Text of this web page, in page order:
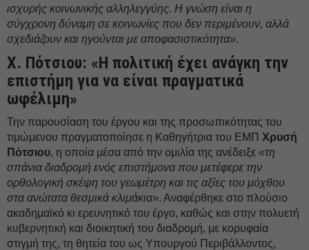
ισχυρής κοινωνικής αλληλεγγύης. Η γνώση είναι η
σύγχρονη δύναμη σε κοινωνίες που δεν περιμένουν, αλλά
σχεδιάζουν και ηγούνται με αποφασιστικότητα».
Χ. Πότσιου: «Η πολιτική έχει ανάγκη την
επιστήμη για να είναι πραγματικά
ωφέλιμη»
Την παρουσίαση του έργου και της προσωπικότητας του
τιμώμενου πραγματοποίησε η Καθηγήτρια του ΕΜΠ Χρυσή
Πότσιου, η οποία μέσα από την ομιλία της ανέδειξε «τη
σπάνια διαδρομή ενός επιστήμονα που μετέφερε την
ορθολογική σκέψη του γεωμέτρη και τις αξίες του μόχθου
στα ανώτατα θεσμικά κλιμάκια». Αναφέρθηκε στο πλούσιο
ακαδημαϊκό κι ερευνητικό του έργο, καθώς και στην πολυετή
κυβερνητική και διοικητική του διαδρομή, με κορυφαία
στιγμή της, τη θητεία του ως Υπουργού Περιβάλλοντος,